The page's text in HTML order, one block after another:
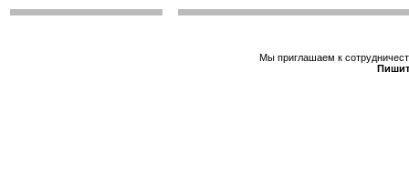
Мы приглашаем к